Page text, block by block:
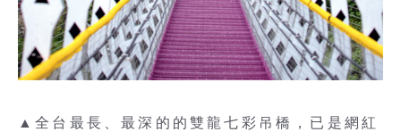
▲全台最長、最深的的雙龍七彩吊橋，已是網紅